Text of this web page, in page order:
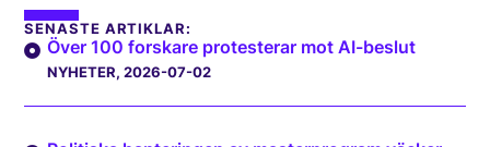
SENASTE ARTIKLAR:
Över 100 forskare protesterar mot AI-beslut
NYHETER, 2026-07-02